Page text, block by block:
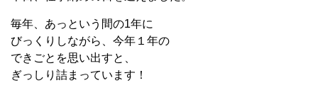
毎年、あっという間の1年に
びっくりしながら、今年１年の
できごとを思い出すと、
ぎっしり詰まっています！